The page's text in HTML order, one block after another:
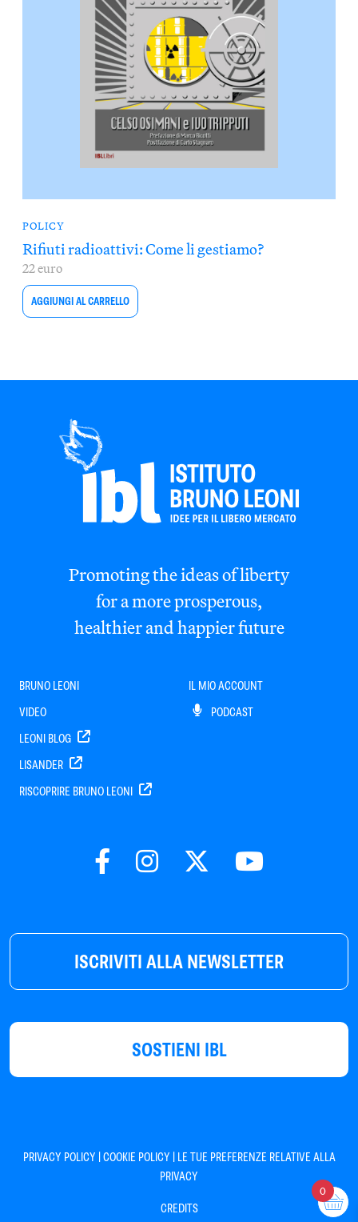
POLICY
Rifiuti radioattivi: Come li gestiamo?
22 euro
AGGIUNGI AL CARRELLO
ISCRIVITI ALLA NEWSLETTER
SOSTIENI IBL
Promoting the ideas of liberty
for a more prosperous,
healthier and happier future
BRUNO LEONI
VIDEO
LEONI BLOG
LISANDER
RISCOPRIRE BRUNO LEONI
IL MIO ACCOUNT
PODCAST
PRIVACY POLICY |COOKIE POLICY | LE TUE PREFERENZE RELATIVE ALLA
PRIVACY
CREDITS
0